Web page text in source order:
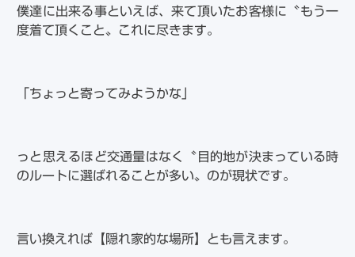
僕達に出来る事といえば、来て頂いたお客様に〝もう一
度着て頂くこと〟これに尽きます。
「ちょっと寄ってみようかな」
っと思えるほど交通量はなく〝目的地が決まっている時
のルートに選ばれることが多い〟のが現状です。
言い換えれば【隠れ家的な場所】とも言えます。